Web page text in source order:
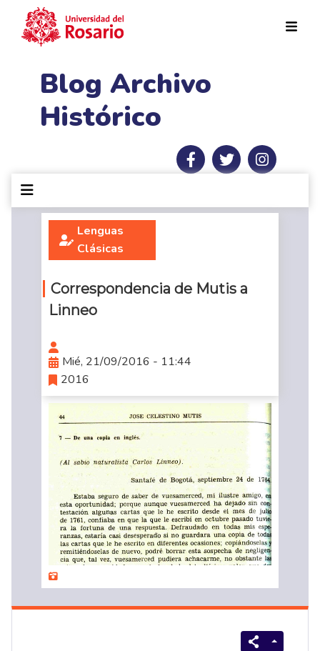
Blog Archivo
Histórico
Lenguas
Clásicas
Correspondencia de Mutis a
Linneo
Mié, 21/09/2016 - 11:44
2016